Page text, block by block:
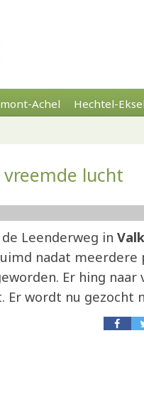
Achel Hechtel-
lucht
Leenderweg in
nadat meerdere
Er hing
Er wordt nu gezocht